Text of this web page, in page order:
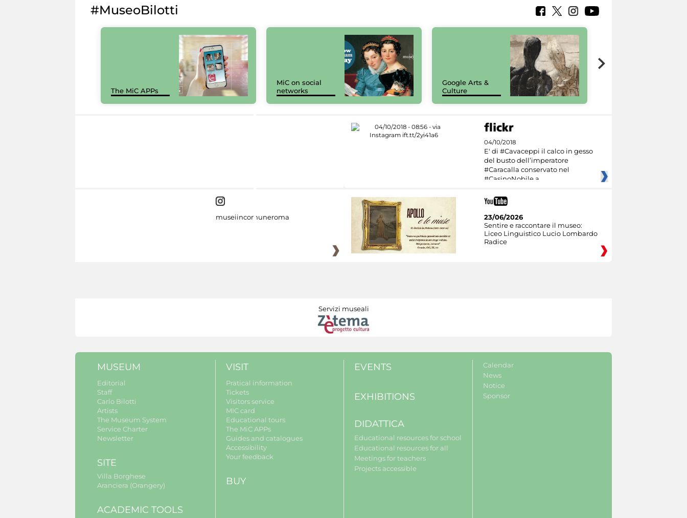
#MuseoBilotti
The MiC APPs
MiC on social
networks
Google Arts &
Culture
04/10/2018
E' di #Cavaceppi il calco in gesso
del busto dell’imperatore
#Caracalla conservato nel
#CasinoNobile a
museiincomuneroma
23/06/2026
Sentire e raccontare il museo:
Liceo Linguistico Lucio Lombardo
Radice
Servizi museali
MUSEUM
Editorial
Staff
Carlo Bilotti
Artists
The Museum System
Service Charter
Newsletter
SITE
Villa Borghese
Aranciera (Orangery)
ACADEMIC TOOLS
VISIT
Pratical information
Tickets
Visitors service
MIC card
Educational tours
The MiC APPs
Guides and catalogues
Accessibility
Your feedback
BUY
EVENTS
EXHIBITIONS
DIDATTICA
Educational resources for school
Educational resources for all
Meetings for teachers
Projects accessible
Calendar
News
Notice
Sponsor